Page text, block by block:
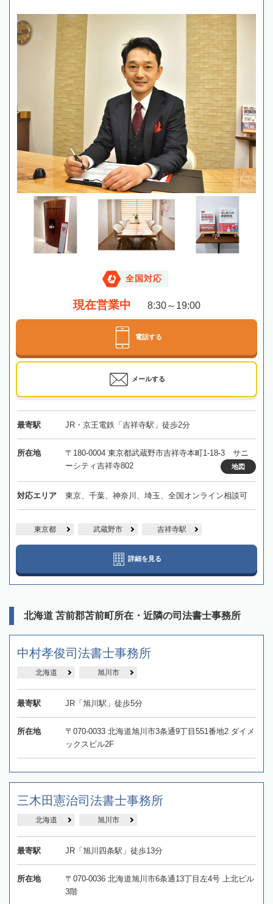
全国対応
現在営業中 8:30～19:00
電話する
メールする
最寄駅 JR・京王電鉄「吉祥寺駅」徒歩2分
所在地
〒180-0004 東京都武蔵野市吉祥寺本町1-18-3 サニ
ーシティ吉祥寺802
地図
対応エリア 東京、千葉、神奈川、埼玉、全国オンライン相談可
東京都 武蔵野市 吉祥寺駅
詳細を見る
北海道 苫前郡苫前町所在・近隣の司法書士事務所
中村孝俊司法書士事務所
北海道 旭川市
最寄駅 JR「旭川駅」徒歩5分
所在地
〒070-0033 北海道旭川市3条通9丁目551番地2 ダイメ
ックスビル2F
三木田憲治司法書士事務所
北海道 旭川市
最寄駅 JR「旭川四条駅」徒歩13分
所在地
〒070-0036 北海道旭川市6条通13丁目左4号 上北ビル
3階